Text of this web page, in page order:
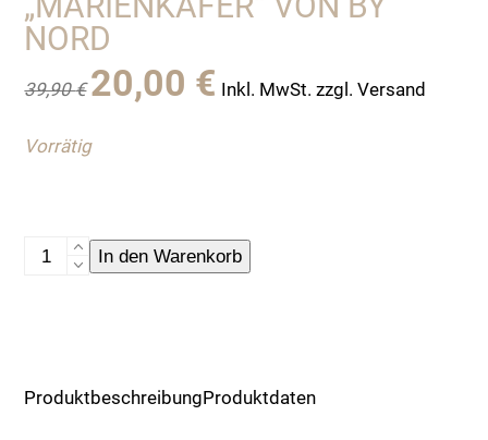
NORD
39,90€
Ursprünglicher
Preis
39,90 €
20,00 € Preis
Inkl. MwSt. zzgl. Versand
Vorrätig
Kinderkissen-
Nord
In den Warenkorb
ProduktbeschreibungProduktdaten